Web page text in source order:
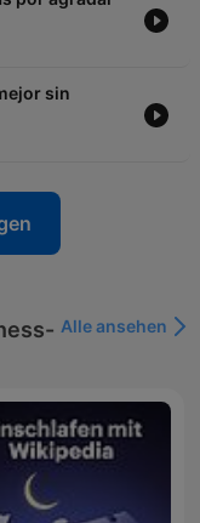
vivir-mejor-
sin
Alle ansehen